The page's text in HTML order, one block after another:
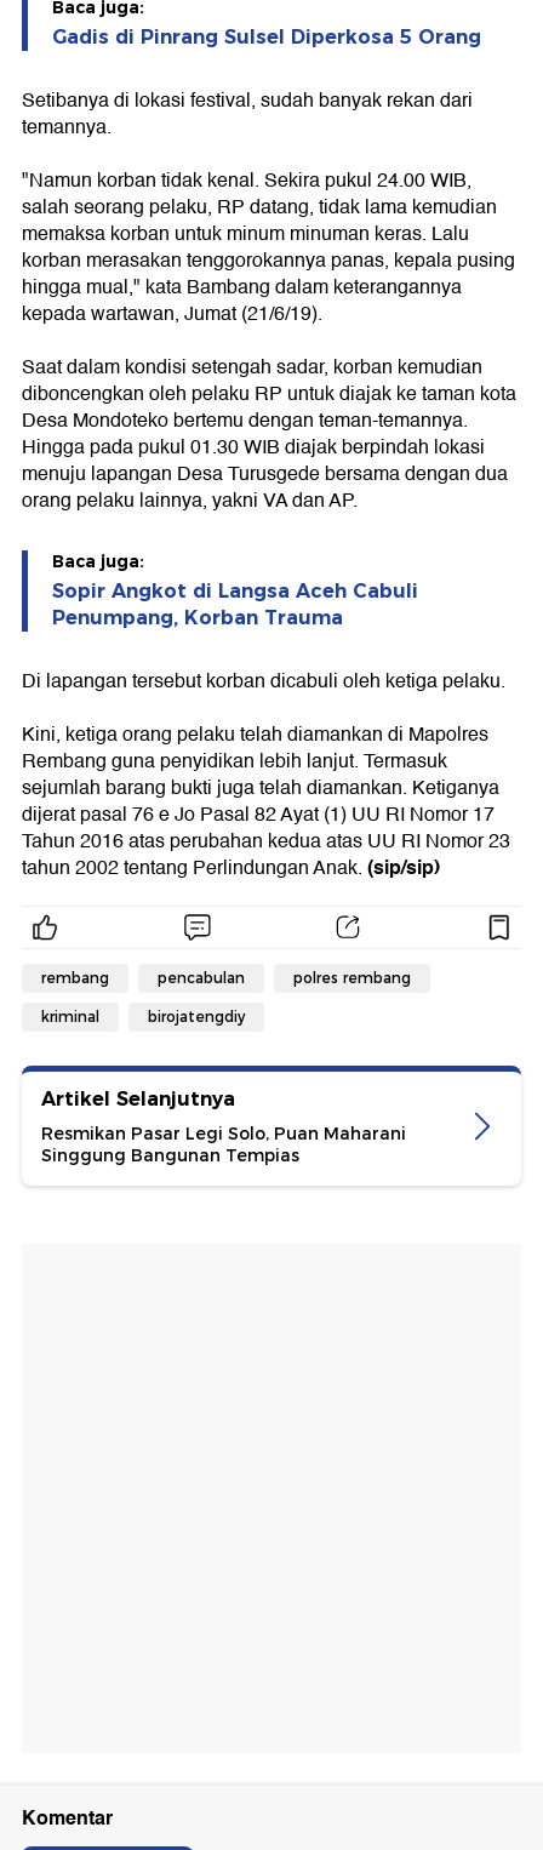
Baca juga:
Gadis di Pinrang Sulsel Diperkosa 5 Orang
Setibanya di lokasi festival, sudah banyak rekan dari
temannya.
"Namun korban tidak kenal. Sekira pukul 24.00 WIB,
salah seorang pelaku, RP datang, tidak lama kemudian
memaksa korban untuk minum minuman keras. Lalu
korban merasakan tenggorokannya panas, kepala pusing
hingga mual," kata Bambang dalam keterangannya
kepada wartawan, Jumat (21/6/19).
Saat dalam kondisi setengah sadar, korban kemudian
diboncengkan oleh pelaku RP untuk diajak ke taman kota
Desa Mondoteko bertemu dengan teman-temannya.
Hingga pada pukul 01.30 WIB diajak berpindah lokasi
menuju lapangan Desa Turusgede bersama dengan dua
orang pelaku lainnya, yakni VA dan AP.
Baca juga:
Sopir Angkot di Langsa Aceh Cabuli
Penumpang, Korban Trauma
Di lapangan tersebut korban dicabuli oleh ketiga pelaku.
Kini, ketiga orang pelaku telah diamankan di Mapolres
Rembang guna penyidikan lebih lanjut. Termasuk
sejumlah barang bukti juga telah diamankan. Ketiganya
dijerat pasal 76 e Jo Pasal 82 Ayat (1) UU RI Nomor 17
Tahun 2016 atas perubahan kedua atas UU RI Nomor 23
tahun 2002 tentang Perlindungan Anak.(sip/sip)
rembang pencabulan polres rembang
kriminal birojatengdiy
Artikel Selanjutnya
Resmikan Pasar Legi Solo, Puan Maharani
Singgung Bangunan Tempias